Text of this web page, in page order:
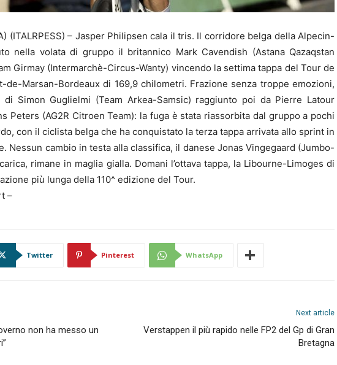
(ITALRPESS) – Jasper Philipsen cala il tris. Il corridore belga della Alpecin-
nella volata di gruppo il britannico Mark Cavendish (Astana Qazaqstan
Girmay (Intermarchè-Circus-Wanty) vincendo la settima tappa del Tour de
de-Marsan-Bordeaux di 169,9 chilometri. Frazione senza troppe emozioni,
di Simon Guglielmi (Team Arkea-Samsic) raggiunto poi da Pierre Latour
Peters (AG2R Citroen Team): la fuga è stata riassorbita dal gruppo a pochi
con il ciclista belga che ha conquistato la terza tappa arrivata allo sprint in
Nessun cambio in testa alla classifica, il danese Jonas Vingegaard (Jumbo-
rimane in maglia gialla. Domani l’ottava tappa, la Libourne-Limoges di
più lunga della 110^ edizione del Tour.
–
Twitter Pinterest WhatsApp
non ha messo un
Next article
Verstappen il più rapido nelle FP2 del Gp di Gran
Bretagna